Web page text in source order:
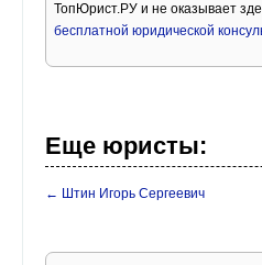
ТопЮрист.РУ и не оказывает
бесплатной юридической
Еще юристы:
← Штин Игорь Сергеевич